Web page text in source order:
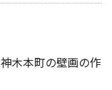
木本町の壁画の作